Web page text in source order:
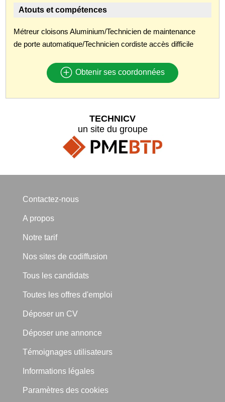
Atouts et compétences
Métreur cloisons Aluminium/Technicien de maintenance
de porte automatique/Technicien cordiste accès difficile
Obtenir ses coordonnées
TECHNICV
un site du groupe
Contactez-nous
A propos
Notre tarif
Nos sites de codiffusion
Tous les candidats
Toutes les offres d'emploi
Déposer un CV
Déposer une annonce
Témoignages utilisateurs
Informations légales
Paramètres des cookies